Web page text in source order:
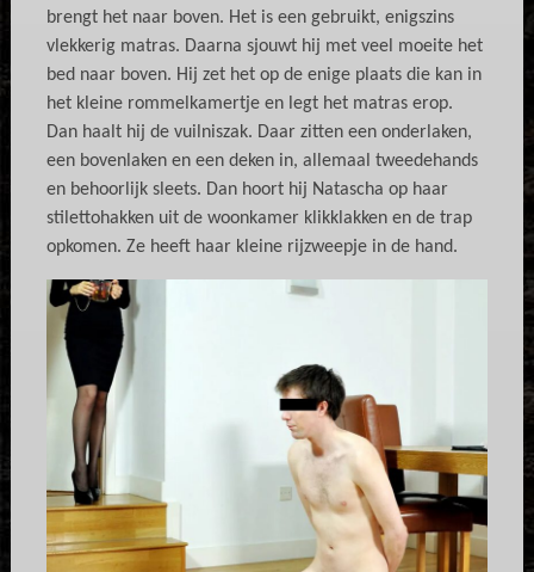
brengt het naar boven. Het is een gebruikt, enigszins
vlekkerig matras. Daarna sjouwt hij met veel moeite het
bed naar boven. Hij zet het op de enige plaats die kan in
het kleine rommelkamertje en legt het matras erop.
Dan haalt hij de vuilniszak. Daar zitten een onderlaken,
een bovenlaken en een deken in, allemaal tweedehands
en behoorlijk sleets. Dan hoort hij Natascha op haar
stilettohakken uit de woonkamer klikklakken en de trap
opkomen. Ze heeft haar kleine rijzweepje in de hand.